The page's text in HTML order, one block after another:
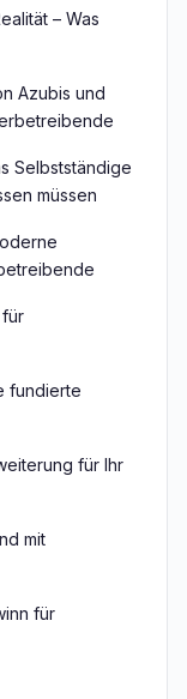
– Was
Azubis und
Selbstständige
müssen
fundierte
für Ihr
mit
für